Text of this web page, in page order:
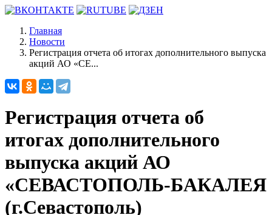
Главная
Новости
Регистрация отчета об итогах дополнительного выпуска
акций АО «СЕ...
Регистрация отчета об
итогах дополнительного
выпуска акций АО
«СЕВАСТОПОЛЬ-БАКАЛЕЯ
(г.Севастополь)